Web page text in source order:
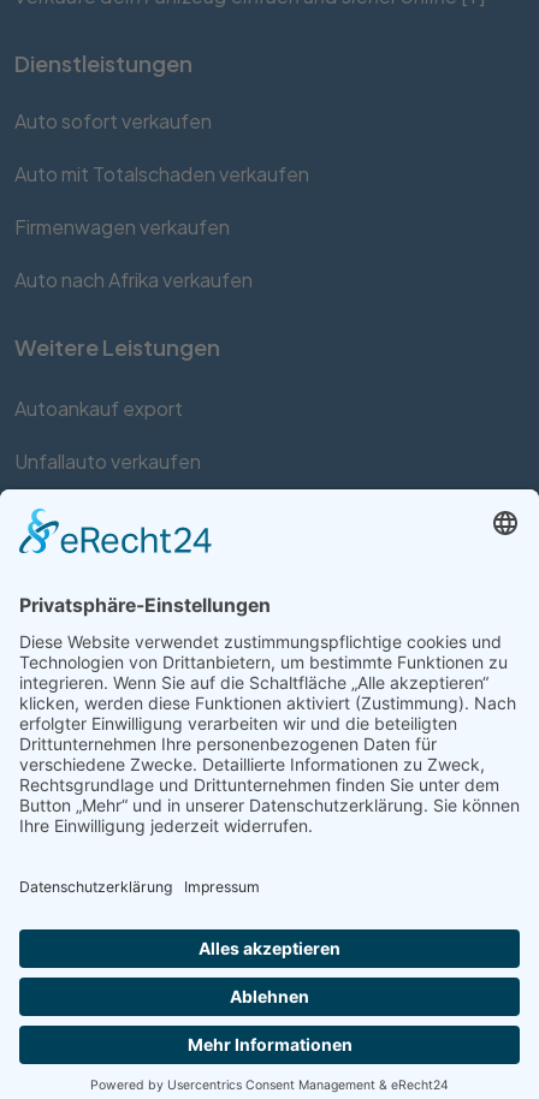
Dienstleistungen
Auto sofort verkaufen
Auto mit Totalschaden verkaufen
Firmenwagen verkaufen
Auto nach Afrika verkaufen
Weitere Leistungen
Autoankauf export
Unfallauto verkaufen
Auto mit Motorschaden verkaufen
Support
Kontakt FAQ
Connect social
Datenschutz Impressum AGB Händler
AGB Verbraucher
Über uns